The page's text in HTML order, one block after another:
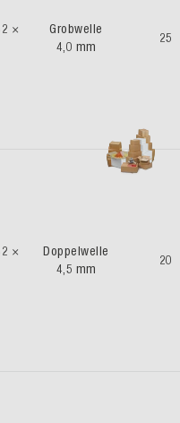
×
Grobwelle
4,0 mm
25
×
Doppelwelle
4,5 mm
20